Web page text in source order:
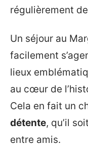
régulièrement
Un séjour au
facilement
lieux
au cœur de
Cela en fait un
détente, qu’il
entre amis.